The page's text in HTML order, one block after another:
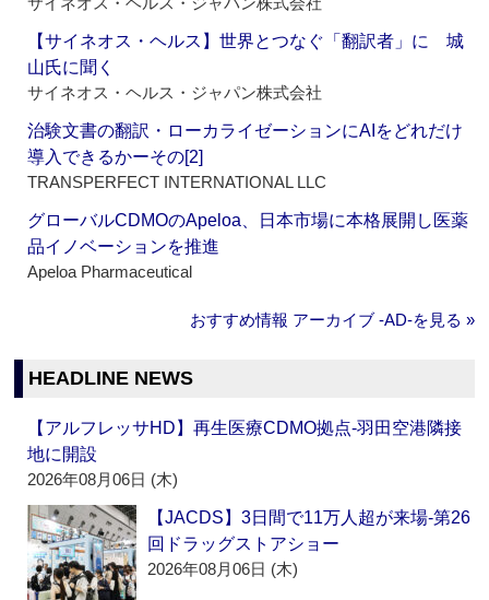
【サイネオス・ヘルス】世界とつなぐ「翻訳者」に 城
山氏に聞く
サイネオス・ヘルス・ジャパン株式会社
治験文書の翻訳・ローカライゼーションにAIをどれだけ
導入できるかーその[2]
TRANSPERFECT INTERNATIONAL LLC
グローバルCDMOのApeloa、日本市場に本格展開し医薬
品イノベーションを推進
Apeloa Pharmaceutical
おすすめ情報 アーカイブ ‐AD‐を見る »
HEADLINE NEWS
【アルフレッサHD】再生医療CDMO拠点‐羽田空港隣接
地に開設
2026年08月06日 (木)
【JACDS】3日間で11万人超が来場‐第26
回ドラッグストアショー
2026年08月06日 (木)